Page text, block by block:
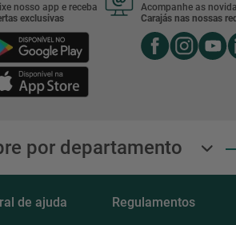
nosso app e receba
exclusivas
Acompanhe as
Carajás nas nossas
por departamento
de ajuda Regulamentos